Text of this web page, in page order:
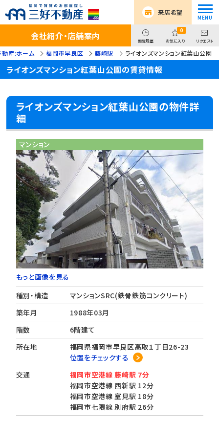
来店希望
会社紹介・店舗案内 閲覧履歴
0
お気に入り リクエスト
動産:ホーム 福岡市早良区 藤崎駅 ライオンズマンション紅葉山公園
ライオンズマンション紅葉山公園の賃貸情報
ライオンズマンション紅葉山公園の物件詳
細
マンション
もっと画像を見る
種別・構造
マンションSRC(鉄骨鉄筋コンクリート)
築年月
1988年03月
階数
6階建て
所在地
福岡県福岡市早良区高取１丁目26-23
位置をチェックする
交通
福岡市空港線 藤崎駅 7分
福岡市空港線 西新駅 12分
福岡市空港線 室見駅 18分
福岡市七隈線 別府駅 26分